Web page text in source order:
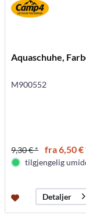
Aquaschuhe,
M900552
9,30 € * fra 6,50 €
tilgjengelig
Detaljer